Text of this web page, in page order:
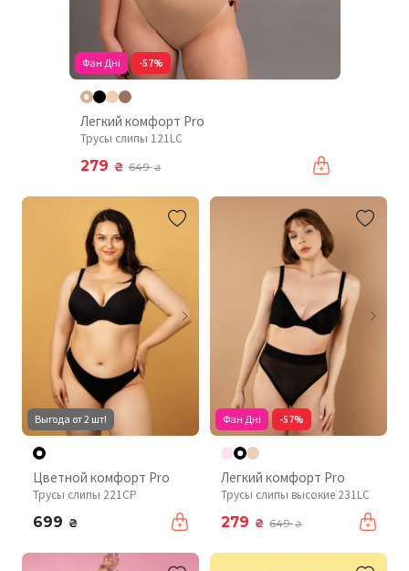
Фан Дні -57%
Легкий комфорт Pro
Трусы слипы 121LC
279 ₴ 649₴
Выгода от 2 шт!
Цветной комфорт Pro
Трусы слипы 221CP
699 ₴
Фан Дні -57%
Легкий комфорт Pro
Трусы слипы высокие 231LC
279 ₴ 649₴